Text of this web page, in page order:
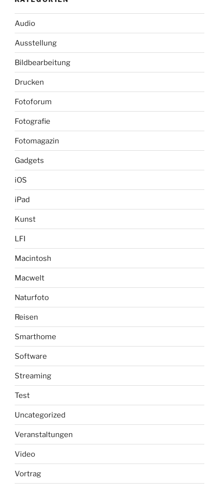
Audio
Ausstellung
Bildbearbeitung
Drucken
Fotoforum
Fotografie
Fotomagazin
Gadgets
iOS
iPad
Kunst
LFI
Macintosh
Macwelt
Naturfoto
Reisen
Smarthome
Software
Streaming
Test
Uncategorized
Veranstaltungen
Video
Vortrag